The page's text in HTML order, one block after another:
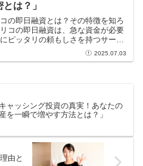
とは？」
の即日融資とは？その特徴を知ろ
コの即日融資は、急な資金が必要
ピッタリの頼もしさを持つサービ
す。例えば、予想外の出費や急なト
ルに直面したとき、その迅速なアプ
2025.07.03
キャッシング投資の真実！あなたの
を一瞬で増やす方法とは？」
由と